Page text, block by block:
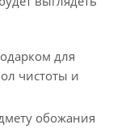
для
чистоты и
обожания